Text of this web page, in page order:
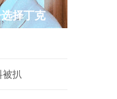
择丁克
扒